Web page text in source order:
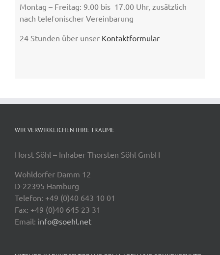
Montag – Freitag: 9.00 bis 17.00 Uhr, zusätzlich
nach telefonischer Vereinbarung
24 Stunden über unser Kontaktformular
WIR VERWIRKLICHEN IHRE TRÄUME
Horst Söhl – Inhaber Thorsten Söhl GmbH
Wohldorfer Damm 12
D-22395 Hamburg
Telefon: +49 (0)40 643 10 01
Fax: +49 (0)40 645 23 31
Email: info@soehl.net